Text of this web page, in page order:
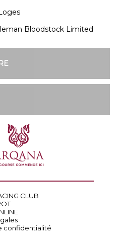
Bloodstock Limited
CLUB
confidentialité